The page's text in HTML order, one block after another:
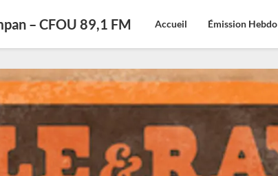
– CFOU 89,1 FM Accueil Émission Hebdo